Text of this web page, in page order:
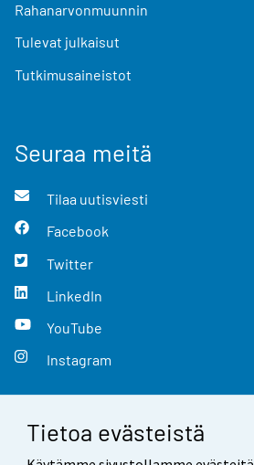
Tietoa evästeistä
Rahanarvonmuunnin
Tulevat julkaisut
Tutkimusaineistot
Seuraa meitä
Tilaa uutisviesti
Facebook
Twitter
LinkedIn
YouTube
Instagram
Yhteystiedot